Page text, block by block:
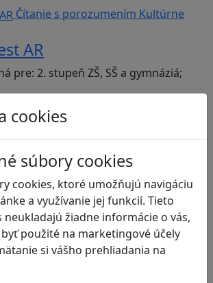
cookies
súbory cookies
cookies, ktoré umožňujú navigáciu
a využívanie jej funkcií. Tieto
žiadne informácie o vás,
použité na marketingové účely
si vášho prehliadania na
Čítanie s porozumením Kultúrne
AR
pre: 2. stupeň ZŠ, SŠ a gymnáziá;
Kritické myslenieMediálna
Agency
pre 2. stupeň ZŠ a SŠ; predmety:
informatika
a tolerancia